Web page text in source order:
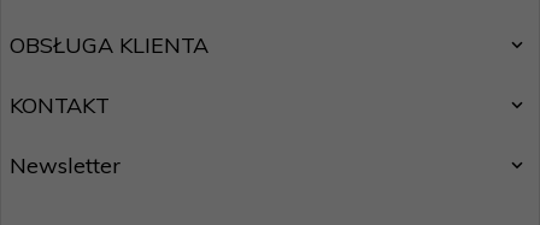
OBSŁUGA KLIENTA
KONTAKT
Newsletter